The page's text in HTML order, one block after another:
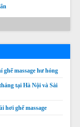
massage hư hỏng
tại Hà Nội và Sài
hơi ghế massage